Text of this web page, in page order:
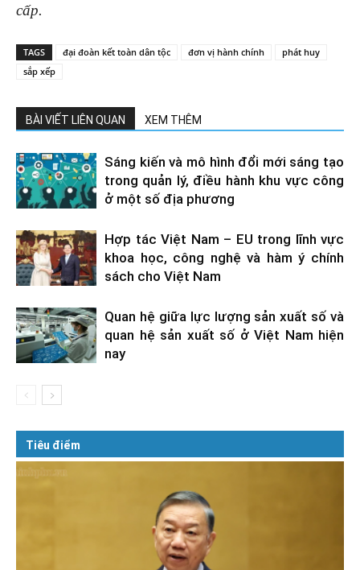
cấp.
TAGS đại đoàn kết toàn dân tộc đơn vị hành chính
phát huy
sắp xếp
BÀI VIẾT LIÊN QUAN XEM THÊM
Sáng kiến và mô hình đổi mới sáng tạo
trong quản lý, điều hành khu vực công
ở một số địa phương
Hợp tác Việt Nam – EU trong lĩnh vực
khoa học, công nghệ và hàm ý chính
sách cho Việt Nam
Quan hệ giữa lực lượng sản xuất số và
quan hệ sản xuất số ở Việt Nam hiện
nay
Tiêu điểm